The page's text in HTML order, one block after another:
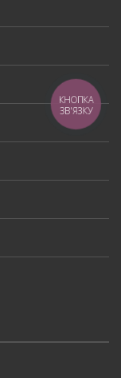
КНОПКА
ЗВ'ЯЗКУ